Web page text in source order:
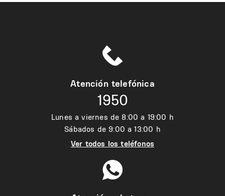
Atención telefónica
1950
Lunes a viernes de 8:00 a 19:00 h
Sábados de 9:00 a 13:00 h
Ver todos los teléfonos